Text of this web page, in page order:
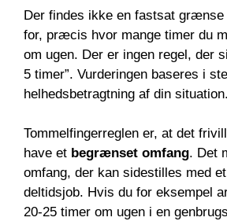
Der findes ikke en fastsat grænse
for, præcis hvor mange timer du
om ugen. Der er ingen regel, der
5 timer”. Vurderingen baseres i
helhedsbetragtning af din situation.
Tommelfingerreglen er, at det
have et begrænset omfang. Det
omfang, der kan sidestilles med
deltidsjob. Hvis du for eksempel
20-25 timer om ugen i en